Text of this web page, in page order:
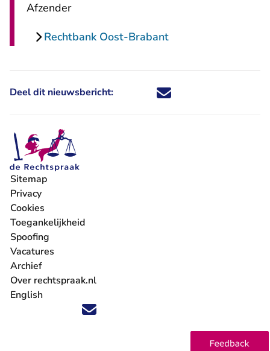
Afzender
Rechtbank Oost-Brabant
Deel dit nieuwsbericht: Deel dit nieuwsbericht via X -
Deel dit nieuwsbericht via
Deel dit nieuwsbericht
Deel dit
Volg ons op X (Twitter) - U verlaat Rechtspraak.nl
Volg ons op Facebook - U verlaat Rechtspraak.nl
Volg ons op Instagram - U verlaat Rechtspraak.nl
Volg ons op Youtube - U verlaat Rechtspraak.nl
Volg ons op LinkedIn - U verlaat
'Blijf op de hoogte' nieuwsbrief - U verlaat
Sitemap
Privacy
Cookies
Toegankelijkheid
Spoofing
Vacatures
- U verlaat Rechtspraak.nl
Archief
Over rechtspraak.nl
English